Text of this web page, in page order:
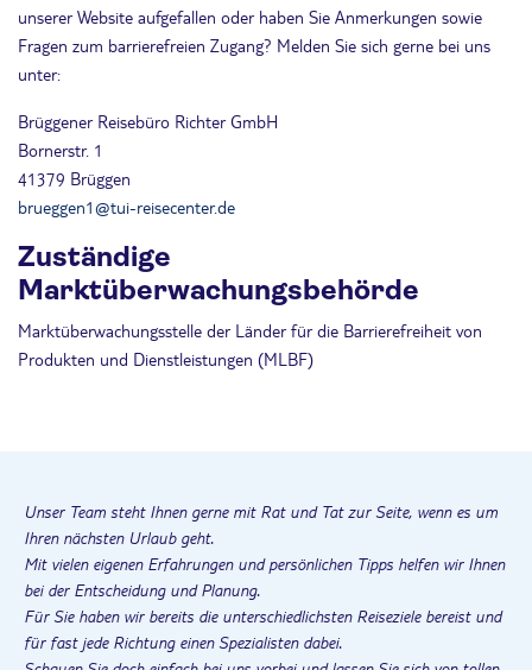
unserer Website aufgefallen oder haben Sie Anmerkungen sowie
Fragen zum barrierefreien Zugang? Melden Sie sich gerne bei uns
unter:
Brüggener Reisebüro Richter GmbH
Bornerstr. 1
41379 Brüggen
brueggen1@tui-reisecenter.de
Zuständige
Marktüberwachungsbehörde
Marktüberwachungsstelle der Länder für die Barrierefreiheit von
Produkten und Dienstleistungen (MLBF)
Unser Team steht Ihnen gerne mit Rat und Tat zur Seite, wenn es um
Ihren nächsten Urlaub geht.
Mit vielen eigenen Erfahrungen und persönlichen Tipps helfen wir Ihnen
bei der Entscheidung und Planung.
Für Sie haben wir bereits die unterschiedlichsten Reiseziele bereist und
für fast jede Richtung einen Spezialisten dabei.